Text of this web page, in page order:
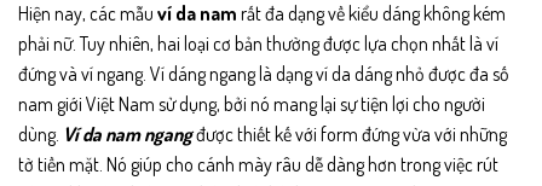
Hiện nay, các mẫu ví da nam rất đa dạng về kiểu dáng không kém
phải nữ. Tuy nhiên, hai loại cơ bản thường được lựa chọn nhất là ví
đứng và ví ngang. Ví dáng ngang là dạng ví da dáng nhỏ được đa số
nam giới Việt Nam sử dụng, bởi nó mang lại sự tiện lợi cho người
dùng. Ví da nam ngangđược thiết kế với form đứng vừa với những
tờ tiền mặt. Nó giúp cho cánh mày râu dễ dàng hơn trong việc rút